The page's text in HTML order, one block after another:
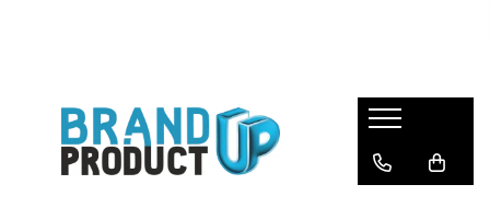
Agende, calendare si plannere
Birotica si Papetarie